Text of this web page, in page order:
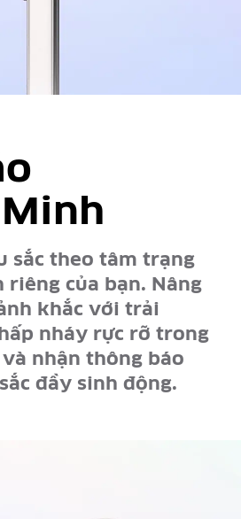
sắc theo tâm trạng
riêng của bạn. Nâng
khắc với trải
nháy rực rỡ trong
nhận thông báo
đầy sinh động.